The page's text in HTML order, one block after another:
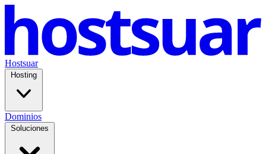
Hostsuar
Hosting
Dominios
Soluciones